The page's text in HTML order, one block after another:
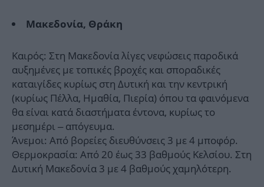
Μακεδονία, Θράκη
Καιρός: Στη Μακεδονία λίγες νεφώσεις παροδικά
αυξημένες με τοπικές βροχές και σποραδικές
καταιγίδες κυρίως στη Δυτική και την κεντρική
(κυρίως Πέλλα, Ημαθία, Πιερία) όπου τα φαινόμενα
θα είναι κατά διαστήματα έντονα, κυρίως το
μεσημέρι – απόγευμα.
Άνεμοι: Από βορείες διευθύνσεις 3 με 4 μποφόρ.
Θερμοκρασία: Από 20 έως 33 βαθμούς Κελσίου. Στη
Δυτική Μακεδονία 3 με 4 βαθμούς χαμηλότερη.